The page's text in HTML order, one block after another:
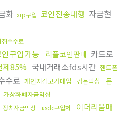
화 xrp구입 코인전송대행 자금현
집수수료
구입가능 리플코인판매 카드로
제85% 국내거래소fds시간 핸드폰
수료 개인지갑고가매입 검돈믹싱
돈
가상화폐자금믹싱
정치자금믹싱 usdc구입처
이더리움매